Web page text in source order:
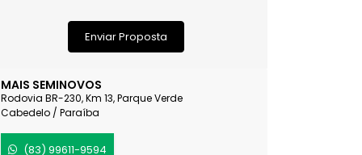
MAIS SEMINOVOS
Rodovia BR-230, Km 13, Parque Verde
Cabedelo / Paraíba
(83) 99611-9594
Enviar Proposta